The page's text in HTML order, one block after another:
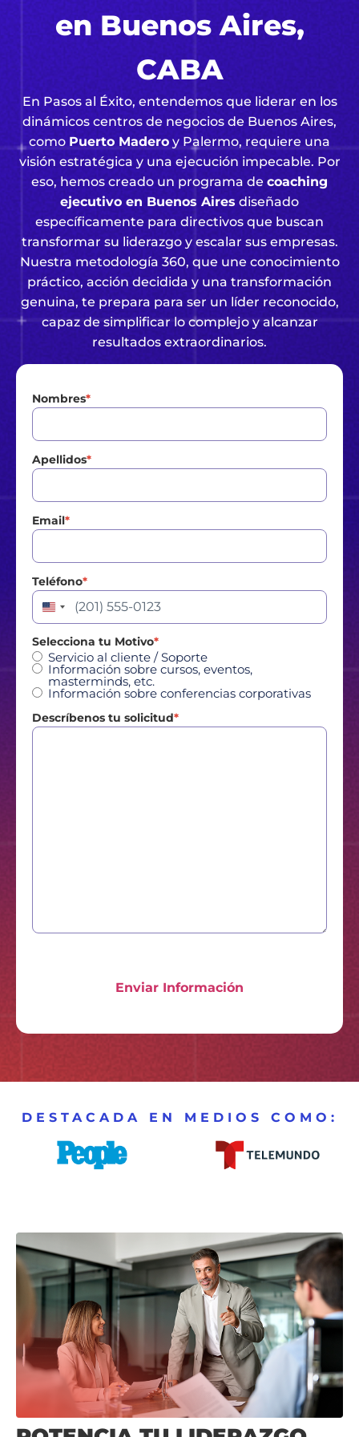
en Buenos Aires,
CABA
En Pasos al Éxito, entendemos que liderar en los
dinámicos centros de negocios de Buenos Aires,
como Puerto Madero y Palermo, requiere una
visión estratégica y una ejecución impecable. Por
eso, hemos creado un programa de coaching
ejecutivo en Buenos Aires diseñado
específicamente para directivos que buscan
transformar su liderazgo y escalar sus empresas.
Nuestra metodología 360, que une conocimiento
práctico, acción decidida y una transformación
genuina, te prepara para ser un líder reconocido,
capaz de simplificar lo complejo y alcanzar
resultados extraordinarios.
Nombres*
Apellidos*
Email*
Teléfono*
Estados Unidos +1
Selecciona tu Motivo*
Servicio al cliente / Soporte
Información sobre cursos, eventos,
masterminds, etc.
Información sobre conferencias corporativas
Descríbenos tu solicitud*
Enviar Información
DESTACADA EN MEDIOS COMO: